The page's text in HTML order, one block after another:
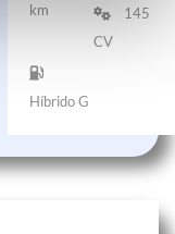
km
145
CV
Híbrido G